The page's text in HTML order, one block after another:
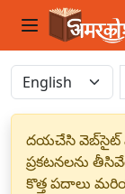
దయచేసి వెబ్‌సైట్
ప్రకటనలను
కొత్త పదాలు